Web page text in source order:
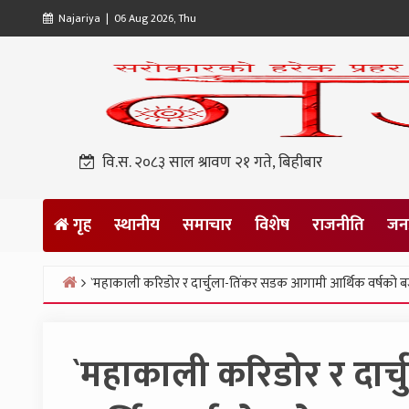
to
Najariya | 06 Aug 2026, Thu
वि.स. २०८३ साल श्रावण २१ गते, बिहीबार
गृह स्थानीय समाचार विशेष राजनीति
Home
`महाकाली करिडोर र दार्चुला-तिंकर सडक आगामी आर्थिक वर्षको
`महाकाली करिडोर र